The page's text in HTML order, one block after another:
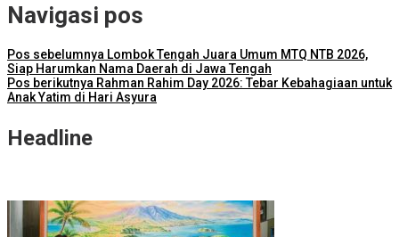
Navigasi pos
Pos sebelumnya Lombok Tengah Juara Umum MTQ NTB 2026,
Siap Harumkan Nama Daerah di Jawa Tengah
Pos berikutnya Rahman Rahim Day 2026: Tebar Kebahagiaan untuk
Anak Yatim di Hari Asyura
Headline